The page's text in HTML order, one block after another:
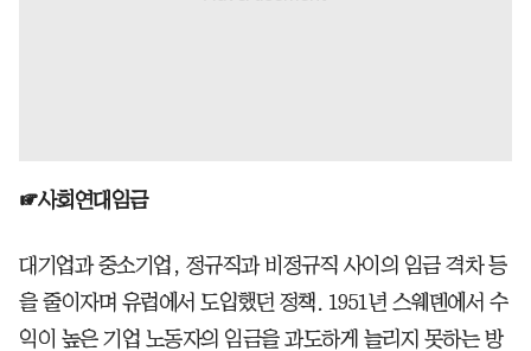
☞사회연대임금
대기업과 중소기업, 정규직과 비정규직 사이의 임금 격차 등
을 줄이자며 유럽에서 도입했던 정책. 1951년 스웨덴에서 수
익이 높은 기업 노동자의 임금을 과도하게 늘리지 못하는 방